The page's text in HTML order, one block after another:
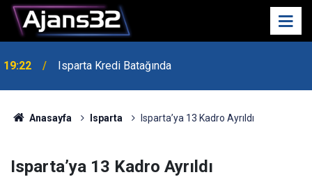
19:22 Isparta Kredi Batağında
Anasayfa Isparta Isparta’ya 13 Kadro Ayrıldı
Isparta’ya 13 Kadro Ayrıldı